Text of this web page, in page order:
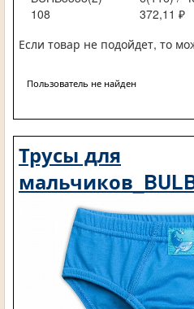
108
372,11 ₽
Если товар не подойдет, то
Пользователь не найден
Трусы для